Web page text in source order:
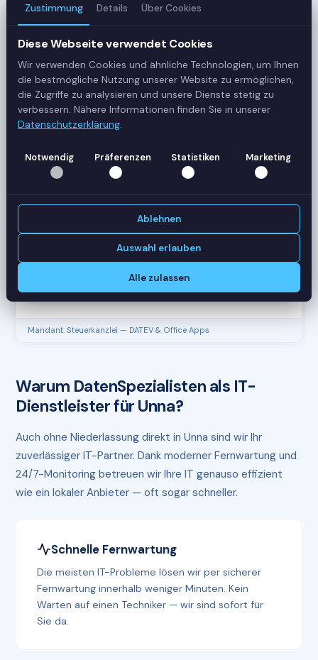
3
42
Sessions
SERVER-AUSLASTUNG
RDS-SRV01
18 Sessions
RAM
78%
RDS-SRV02
14 Sessions
RAM
61%
Mandant: Steuerkanzlei — DATEV & Office Apps
Warum DatenSpezialisten als IT-
Dienstleister für Unna?
Auch ohne Niederlassung direkt in Unna sind wir Ihr
zuverlässiger IT-Partner. Dank moderner Fernwartung und
24/7-Monitoring betreuen wir Ihre IT genauso effizient
wie ein lokaler Anbieter — oft sogar schneller.
Schnelle Fernwartung
Die meisten IT-Probleme lösen wir per sicherer
Fernwartung innerhalb weniger Minuten. Kein
Warten auf einen Techniker — wir sind sofort für
Sie da.
Zustimmung Details Über Cookies
Diese Webseite verwendet Cookies
Wir verwenden Cookies und ähnliche Technologien, um Ihnen
die bestmögliche Nutzung unserer Website zu ermöglichen,
die Zugriffe zu analysieren und unsere Dienste stetig zu
verbessern. Nähere Informationen finden Sie in unserer
Datenschutzerklärung.
Notwendig Präferenzen Statistiken Marketing
Ablehnen
Auswahl erlauben
Alle zulassen